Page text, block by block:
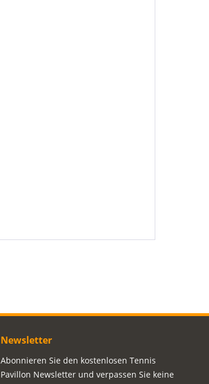
Newsletter
Abonnieren Sie den kostenlosen Tennis
Pavillon Newsletter und verpassen Sie keine